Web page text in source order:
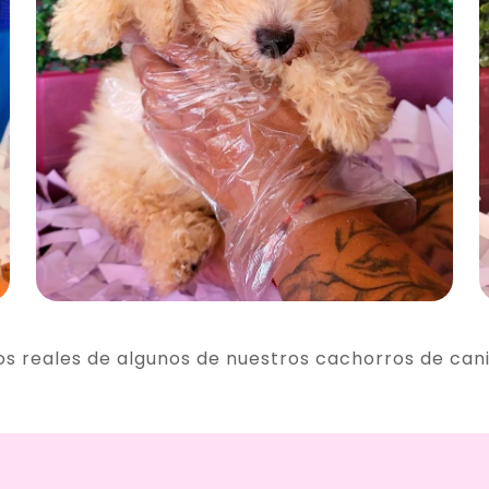
reales de algunos de nuestros cachorros de